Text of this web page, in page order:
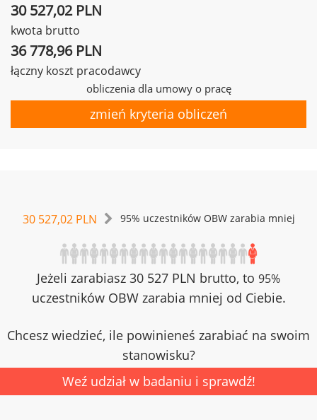
30 527,02 PLN
kwota brutto
36 778,96 PLN
łączny koszt pracodawcy
obliczenia dla umowy o pracę
zmień kryteria obliczeń
30 527,02 PLN 95% uczestników OBW zarabia mniej
Jeżeli zarabiasz 30 527 PLN brutto, to 95%
uczestników OBW zarabia mniej od Ciebie.
Chcesz wiedzieć, ile powinieneś zarabiać na swoim
stanowisku?
Weź udział w badaniu i sprawdź!